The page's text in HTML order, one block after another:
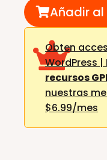
Añadir
Obten
WordPress |
recursos
nuestras
$6.99/mes